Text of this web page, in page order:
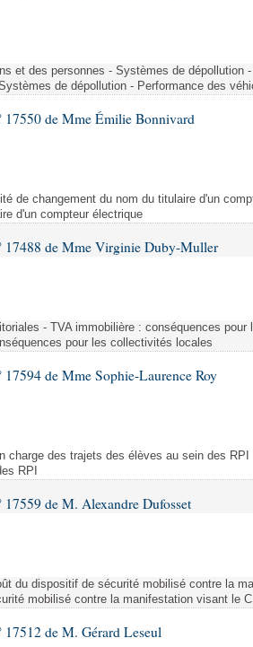
des lois
des lois
orales
débats
et des personnes - Systèmes de dépollution
de dépollution - Performance des
17550 de Mme Émilie Bonnivard
de changement du nom du titulaire d'un
d'un compteur électrique
17488 de Mme Virginie Duby-Muller
- TVA immobilière : conséquences
pour les collectivités locales
17594 de Mme Sophie-Laurence Roy
charge des trajets des élèves au sein des
RPI
17559 de M. Alexandre Dufosset
du dispositif de sécurité mobilisé contre la
mobilisé contre la manifestation visant le
17512 de M. Gérard Leseul